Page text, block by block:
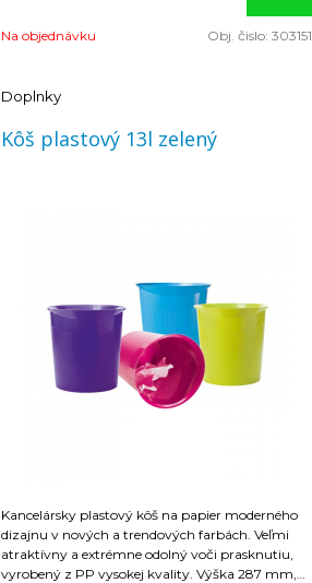
Na objednávku Obj. čislo: 303151
Doplnky
Kôš plastový 13l zelený
Kancelársky plastový kôš na papier moderného
dizajnu v nových a trendových farbách. Veľmi
atraktívny a extrémne odolný voči prasknutiu,
vyrobený z PP vysokej kvality. Výška 287 mm,